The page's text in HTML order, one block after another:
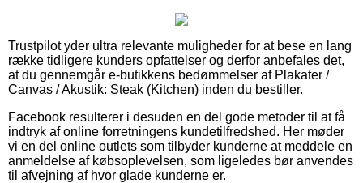
Trustpilot yder ultra relevante muligheder for at bese en lang
række tidligere kunders opfattelser og derfor anbefales det,
at du gennemgår e-butikkens bedømmelser af Plakater /
Canvas / Akustik: Steak (Kitchen) inden du bestiller.
Facebook resulterer i desuden en del gode metoder til at få
indtryk af online forretningens kundetilfredshed. Her møder
vi en del online outlets som tilbyder kunderne at meddele en
anmeldelse af købsoplevelsen, som ligeledes bør anvendes
til afvejning af hvor glade kunderne er.